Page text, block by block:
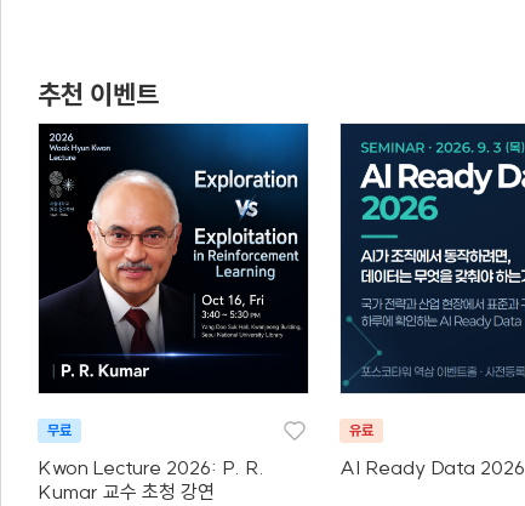
추천 이벤트
무료
Kwon Lecture 2026: P. R.
Kumar 교수 초청 강연
유료
AI Ready Data 2026